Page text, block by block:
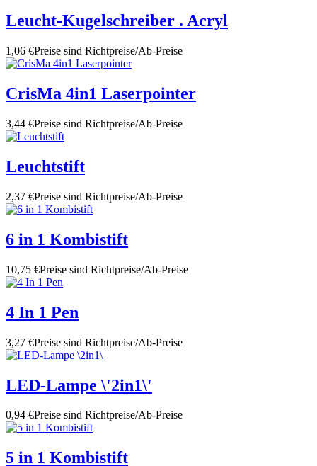
Leucht-Kugelschreiber . Acryl
1,06 €Preise sind Richtpreise/Ab-Preise
CrisMa 4in1 Laserpointer
3,44 €Preise sind Richtpreise/Ab-Preise
Leuchtstift
2,37 €Preise sind Richtpreise/Ab-Preise
6 in 1 Kombistift
10,75 €Preise sind Richtpreise/Ab-Preise
4 In 1 Pen
3,27 €Preise sind Richtpreise/Ab-Preise
LED-Lampe \'2in1\'
0,94 €Preise sind Richtpreise/Ab-Preise
5 in 1 Kombistift